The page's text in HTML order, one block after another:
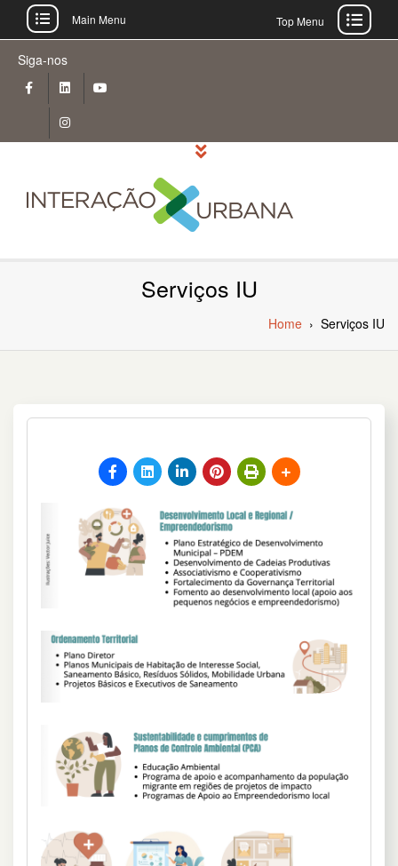
content
Siga-nos
Main Menu Top Menu
Serviços IU
Home › Serviços IU